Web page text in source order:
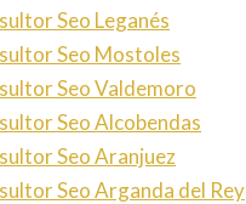
Seo Leganés
Seo Mostoles
Seo Valdemoro
Seo Alcobendas
Seo Aranjuez
Seo Arganda del Rey